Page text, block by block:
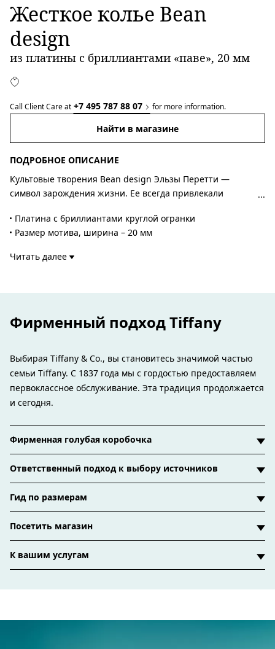
Жесткое колье Bean
design
из платины с бриллиантами «паве», 20 мм
Call Client Care at +7 495 787 88 07 for more information.
Найти в магазине
ПОДРОБНОЕ ОПИСАНИЕ
Культовые творения Bean design Эльзы Перетти —
символ зарождения жизни. Ее всегда привлекали
и гладкость боба. Монументальная, органичная
коллекция — пример фирменного таланта Перетти,
ощупь предметы, которые напоминают нам о красоте
Платина с бриллиантами круглой огранки
Размер мотива, ширина – 20 мм
Авторский дизайн Bean design Эльзы Перетти
Читать далее
Фирменный подход Tiffany
Выбирая Tiffany & Co., вы становитесь значимой частью
семьи Tiffany. С 1837 года мы с гордостью предоставляем
первоклассное обслуживание. Эта традиция продолжается
и сегодня.
Фирменная голубая коробочка
Ответственный подход к выбору источников
Гид по размерам
Посетить магазин
К вашим услугам